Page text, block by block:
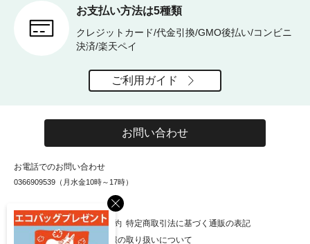
×
お支払い方法は5種類
クレジットカード/代金引換/GMO後払い/コンビニ
決済/楽天ペイ
ご利用ガイド
お問い合わせ
お電話でのお問い合わせ
0366909539（月水金10時～17時）
お知らせ 会社概要 利用規約 特定商取引法に基づく通販の表記
個人情報保護方針 個人情報の取り扱いについて